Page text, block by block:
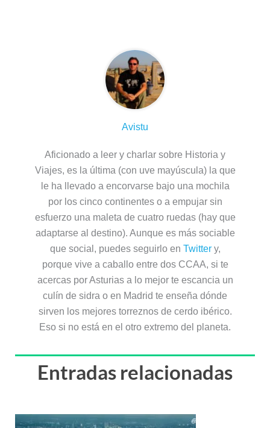
Avistu
Aficionado a leer y charlar sobre Historia y
Viajes, es la última (con uve mayúscula) la que
le ha llevado a encorvarse bajo una mochila
por los cinco continentes o a empujar sin
esfuerzo una maleta de cuatro ruedas (hay que
adaptarse al destino). Aunque es más sociable
que social, puedes seguirlo en Twittery,
porque vive a caballo entre dos CCAA, si te
acercas por Asturias a lo mejor te escancia un
culín de sidra o en Madrid te enseña dónde
sirven los mejores torreznos de cerdo ibérico.
Eso si no está en el otro extremo del planeta.
Entradas relacionadas